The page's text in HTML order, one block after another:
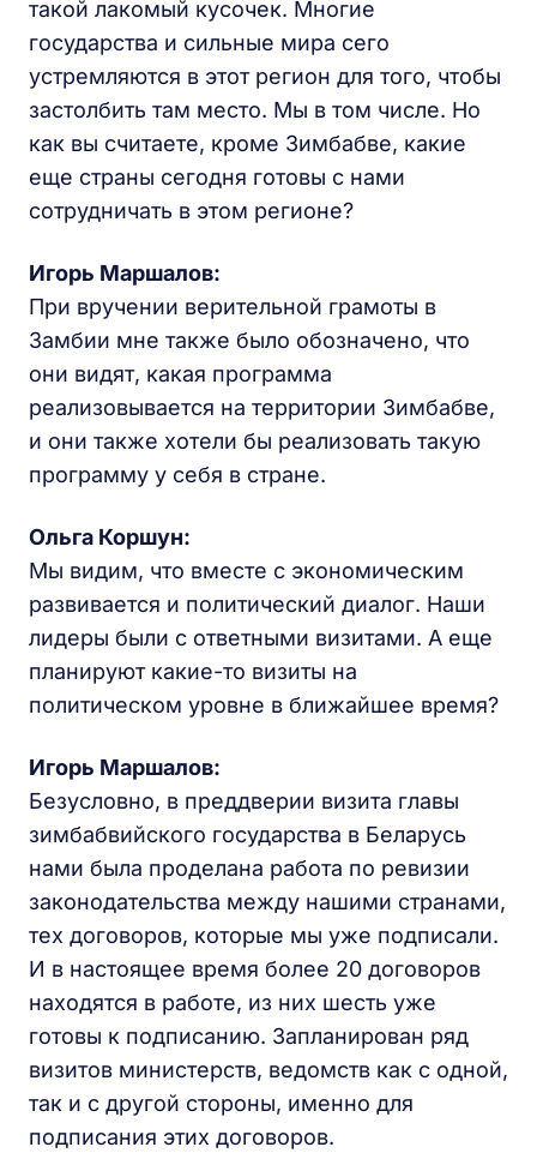
такой лакомый кусочек. Многие
государства и сильные мира сего
устремляются в этот регион для того, чтобы
застолбить там место. Мы в том числе. Но
как вы считаете, кроме Зимбабве, какие
еще страны сегодня готовы с нами
сотрудничать в этом регионе?
Игорь Маршалов:
При вручении верительной грамоты в
Замбии мне также было обозначено, что
они видят, какая программа
реализовывается на территории Зимбабве,
и они также хотели бы реализовать такую
программу у себя в стране.
Ольга Коршун:
Мы видим, что вместе с экономическим
развивается и политический диалог. Наши
лидеры были с ответными визитами. А еще
планируют какие-то визиты на
политическом уровне в ближайшее время?
Игорь Маршалов:
Безусловно, в преддверии визита главы
зимбабвийского государства в Беларусь
нами была проделана работа по ревизии
законодательства между нашими странами,
тех договоров, которые мы уже подписали.
И в настоящее время более 20 договоров
находятся в работе, из них шесть уже
готовы к подписанию. Запланирован ряд
визитов министерств, ведомств как с одной,
так и с другой стороны, именно для
подписания этих договоров.